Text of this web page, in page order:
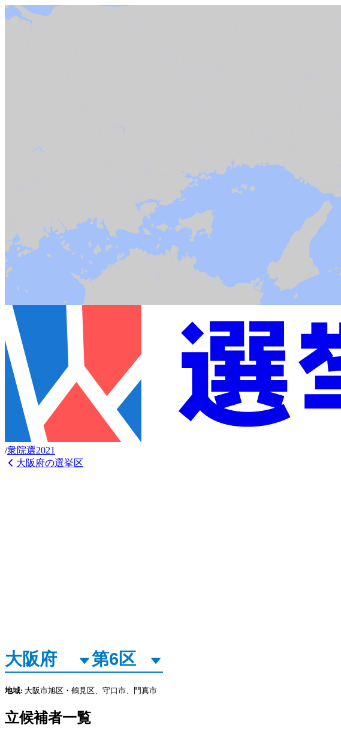
/衆院選2021
大阪府の選挙区
地域: 大阪市旭区・鶴見区、守口市、門真市
立候補者一覧